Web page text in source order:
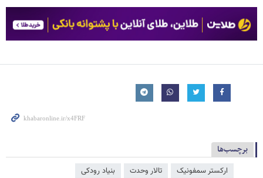
برچسب‌ها
ارکستر سمفونیک تالار وحدت بنیاد رودکی